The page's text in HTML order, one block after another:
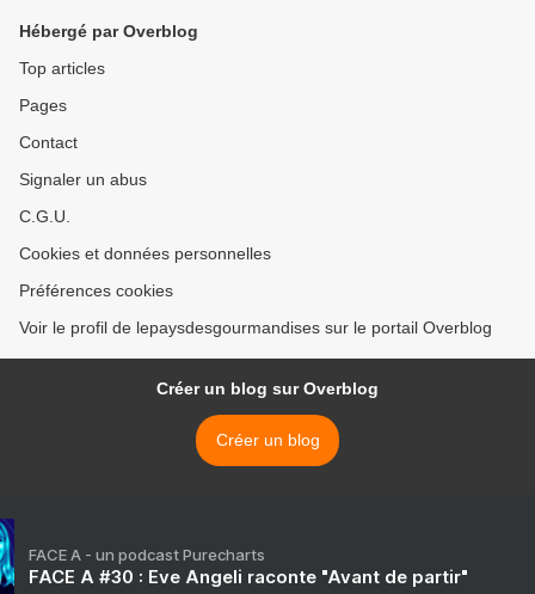
Hébergé par Overblog
Top articles
Pages
Contact
Signaler un abus
C.G.U.
Cookies et données personnelles
Préférences cookies
Voir le profil de lepaysdesgourmandises sur le portail Overblog
Créer un blog sur Overblog
Créer un blog
FACE A - un podcast Purecharts
FACE A #30 : Eve Angeli raconte "Avant de partir"